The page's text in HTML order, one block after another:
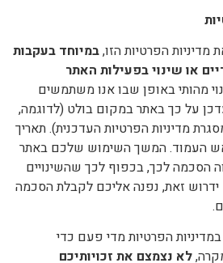
הפרטיות הזו,במיוחד בעקבות
או שינוי בפעילות האתר
מהותי באופן שבו אנו משתמשים
על כך באתר במקום בולט (לדוגמה,
מדיניות הפרטיות העדכנית). תאריך
העמוד. המשך השימוש שלכם באתר
הסכמה לכך, בכפוף לכך שהשינויים
זאת, נפנה אליכם לקבלת הסכמה
הפרטיות מדי פעם כדי
לא נצמצם את זכויותיכם